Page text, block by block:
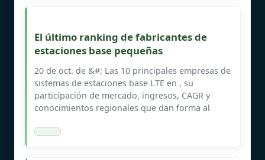
El último ranking de fabricantes de
estaciones base pequeñas
20 de oct. de &#; Las 10 principales empresas de
sistemas de estaciones base LTE en , su
participación de mercado, ingresos, CAGR y
conocimientos regionales que dan forma al